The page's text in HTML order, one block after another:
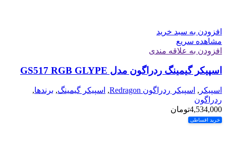
افزودن به سبد خرید
مشاهده سریع
افزودن به علاقه مندی
اسپیکر گیمینگ ردراگون مدل GS517 RGB GLYPE
اسپیکر , اسپیکر ردراگون Redragon , اسپیکر گیمینگ, برندها,
ردراگون
4,534,000تومان
خرید اقساطی